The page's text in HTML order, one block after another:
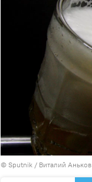
© Sputnik / Виталий Аньков